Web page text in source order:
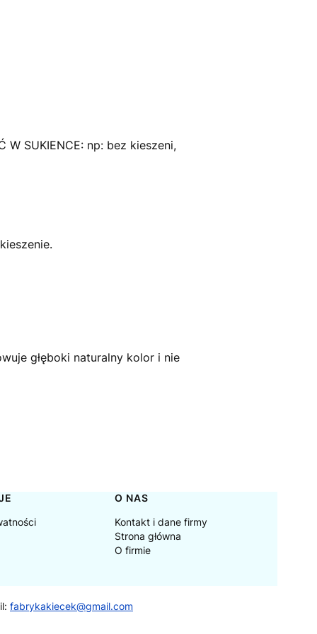
W SUKIENCE: np: bez kieszeni,
głęboki naturalny kolor i nie
O NAS
Kontakt i dane firmy
Strona główna
O firmie
fabrykakiecek@gmail.com